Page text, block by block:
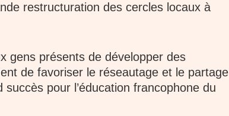
restructuration des cercles locaux à
gens présents de développer des
de favoriser le réseautage et le partage
pour l’éducation francophone du